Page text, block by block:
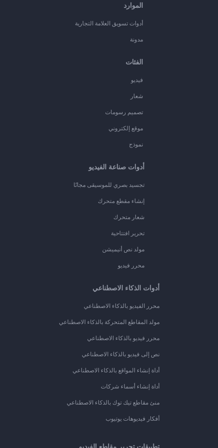
الموارد
أدوات تسويق العلامة التجارية
مدونة
الفئات
فيديو
شعار
تصميم رسومات
موقع إلكتروني
نموذج
أدوات صناعة الفيديو
تجسيد بصري للموسيقى مجانًا
إنشاء مقطع متحرك
شعار متحرك
تحرير افتتاحية
مولد نص أنيميشن
محرر فيديو
أدوات الذكاء الاصطناعي
محرر الفيديو بالذكاء الاصطناعي
مولد المقاطع المتحركة بالذكاء الاصطناعي
محرر فيديو بالذكاء الاصطناعي
نص إلى فيديو بالذكاء الاصطناعي
أداة إنشاء المواقع بالذكاء الاصطناعي
أداة إنشاء أسماء شركات
منئ مقاطع تيك توك بالذكاء الاصطناعي
أفكار فيديوهات يوتيوب